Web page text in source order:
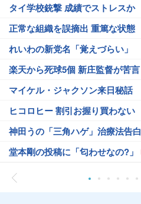
タイ学校銃撃 成績でストレスか
正常な組織を誤摘出 重篤な状態
れいわの新党名「覚えづらい」
楽天から死球5個 新庄監督が苦言
マイケル・ジャクソン来日秘話
ヒコロヒー 割引お握り買わない
神田うの「三角ハゲ」治療法告白
堂本剛の投稿に「匂わせなの?」